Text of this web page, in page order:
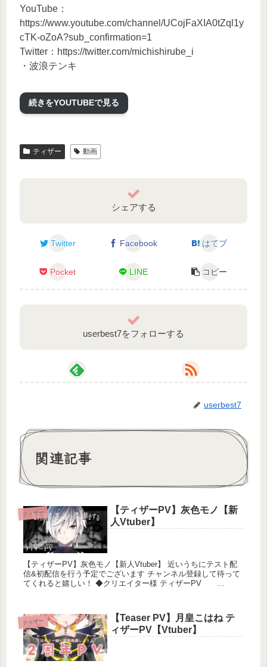
YouTube：
https://www.youtube.com/channel/UCojFaXIA0tZql1y
cTK-oZoA?sub_confirmation=1
Twitter：https://twitter.com/michishirube_i
・波浪テンキ
https://www.youtube.com/channel/UCTARETU8o-
s7bkrZuE8in8A?sub_confirmation=1
YouTube：
Twitter：https://twitter.com/sarishikari_i
◆『ICHIZA』公式Twitter◆
~~~~~~~~~~~~~~~~~~~~
続きをYOUTUBEで見る
ティザー 動画
シェアする
Twitter Facebook はてブ
Pocket LINE コピー
userbest7をフォローする
userbest7
関連記事
ティザー
【ティザーPV】灰色モノ【新
人Vtuber】
【ティザーPV】灰色モノ【新人Vtuber】 近いうちにテスト配
信&初配信を行う予定でございます チャンネル登録して待って
てくれると嬉しい！ ◆クリエイター様 ティザーPV
ティザー
【Teaser PV】月皇こはね テ
ィザーPV【Vtuber】